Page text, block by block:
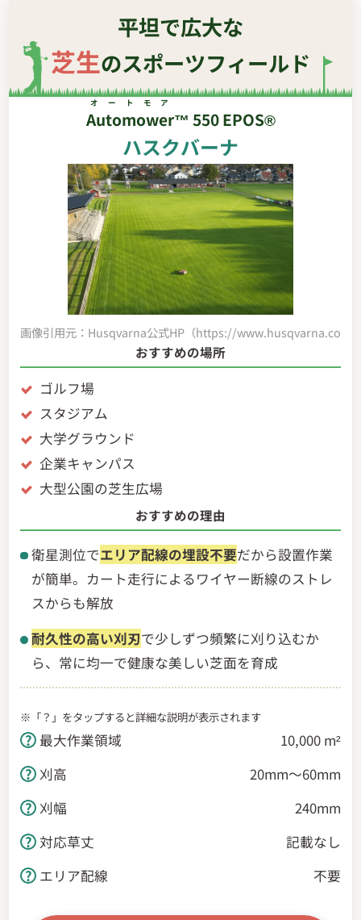
平坦で広大な
芝生のスポーツフィールド
Automower
オートモア
™ 550 EPOS®
ハスクバーナ
画像引用元：Husqvarna公式HP（https://
おすすめの場所
ゴルフ場
スタジアム
大学グラウンド
企業キャンパス
大型公園の芝生広場
おすすめの理由
衛星測位でエリア配線の埋設不要だから設置作業
が簡単。カート走行によるワイヤー断線のストレ
スからも解放
耐久性の高い刈刃で少しずつ頻繁に刈り込むか
ら、常に均一で健康な美しい芝面を育成
※「？」をタップすると詳細な説明が表示されます
最大作業領域
10,000 m²
刈高
20mm～60mm
刈幅
240mm
対応草丈
記載なし
エリア配線
不要